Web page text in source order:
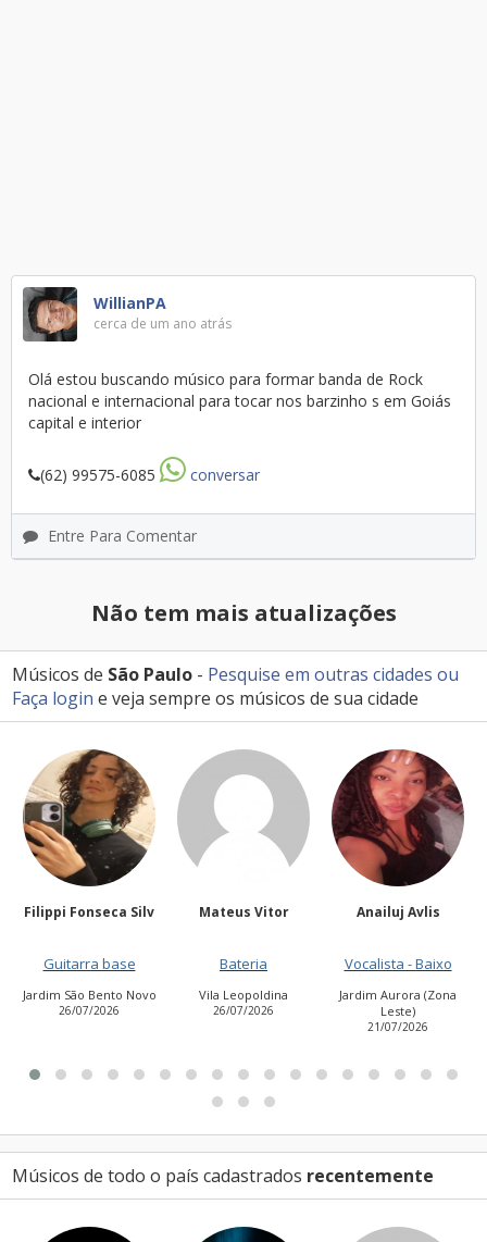
WillianPA
cerca de um ano atrás
Olá estou buscando músico para formar banda de Rock
nacional e internacional para tocar nos barzinho s em Goiás
capital e interior
(62) 99575-6085 conversar
Entre Para Comentar
Não tem mais atualizações
Músicos de São Paulo - Pesquise em outras cidades ou
Faça login e veja sempre os músicos de sua cidade
Mateus Vitor
Bateria
Vila Leopoldina
26/07/2026
Anailuj Avlis
Vocalista - Baixo
Jardim Aurora (Zona
Leste)
Kakocampos
Guitarra base
Jardim das Flores
23/07/2026
Músicos de todo o país cadastrados recentemente